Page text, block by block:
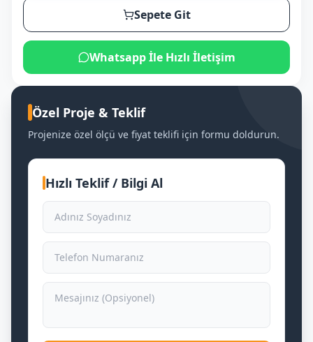
Sepete Git
Whatsapp İle Hızlı İletişim
Özel Proje & Teklif
Projenize özel ölçü ve fiyat teklifi için formu doldurun.
Hızlı Teklif / Bilgi Al